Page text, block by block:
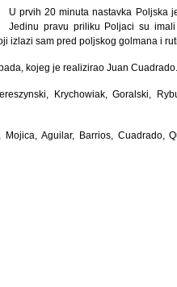
U prvih 20 minuta nastavka Poljska
Jedinu pravu priliku Poljaci su
izlazi sam pred poljskog golmana i
kojeg je realizirao Juan Cuadrado.
Krychowiak, Goralski,
Aguilar, Barrios, Cuadrado,